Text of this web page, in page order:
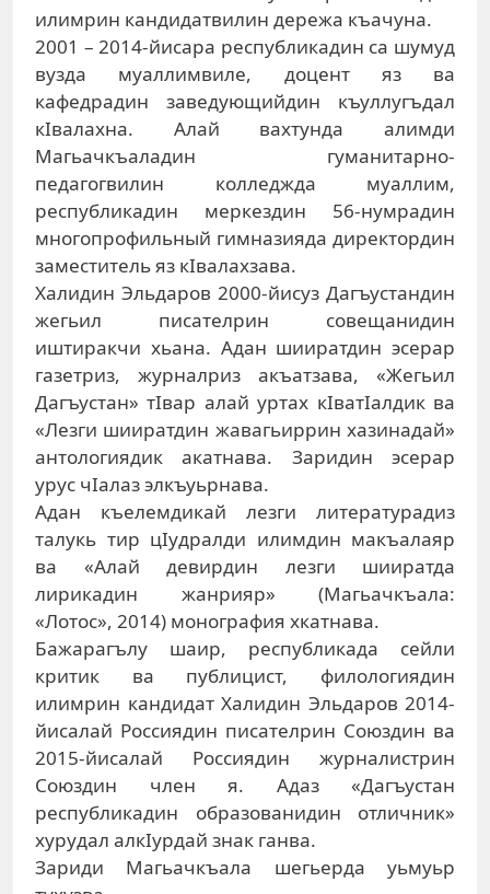
илимрин кандидатвилин дережа къачуна.
2001 – 2014-йисара республикадин са шумуд
вузда муаллимвиле, доцент яз ва
кафедрадин заведующийдин къуллугъдал
кIвалахна. Алай вахтунда алимди
Магьачкъаладин гуманитарно-
педагогвилин колледжда муаллим,
республикадин меркездин 56-нумрадин
многопрофильный гимназияда директордин
заместитель яз кIвалахзава.
Халидин Эльдаров 2000-йисуз Дагъустандин
жегьил писателрин совещанидин
иштиракчи хьана. Адан шииратдин эсерар
газетриз, журналриз акъатзава, «Жегьил
Дагъустан» тIвар алай уртах кIватIалдик ва
«Лезги шииратдин жавагьиррин хазинадай»
антологиядик акатнава. Заридин эсерар
урус чIалаз элкъуьрнава.
Адан къелемдикай лезги литературадиз
талукь тир цIудралди илимдин макъалаяр
ва «Алай девирдин лезги шииратда
лирикадин жанрияр» (Магьачкъала:
«Лотос», 2014) монография хкатнава.
Бажарагълу шаир, республикада сейли
критик ва публицист, филологиядин
илимрин кандидат Халидин Эльдаров 2014-
йисалай Россиядин писателрин Союздин ва
2015-йисалай Россиядин журналистрин
Союздин член я. Адаз «Дагъустан
республикадин образованидин отличник»
хурудал алкIурдай знак ганва.
Зариди Магьачкъала шегьерда уьмуьр